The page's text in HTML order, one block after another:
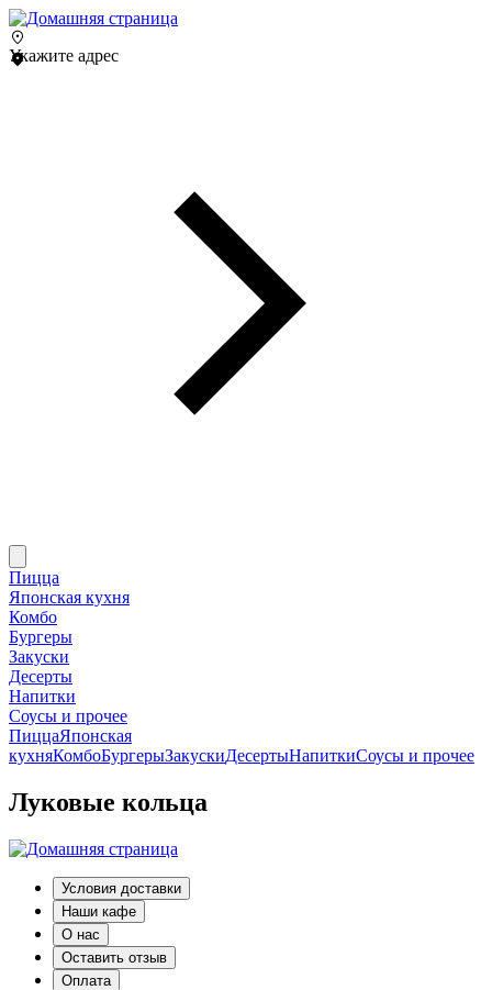
Укажите адрес
Пицца
Японская кухня
Комбо
Бургеры
Закуски
Десерты
Напитки
Соусы и прочее
ПиццаЯпонская
кухняКомбоБургерыЗакускиДесертыНапиткиСоусы и прочее
Луковые кольца
Условия доставки
Наши кафе
О нас
Оставить отзыв
Оплата